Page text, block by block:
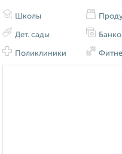
Школы
Дет. сады
Поликлиники